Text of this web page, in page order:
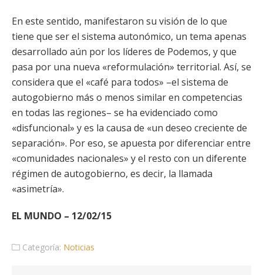
En este sentido, manifestaron su visión de lo que
tiene que ser el sistema autonómico, un tema apenas
desarrollado aún por los líderes de Podemos, y que
pasa por una nueva «reformulación» territorial. Así, se
considera que el «café para todos» –el sistema de
autogobierno más o menos similar en competencias
en todas las regiones– se ha evidenciado como
«disfuncional» y es la causa de «un deseo creciente de
separación». Por eso, se apuesta por diferenciar entre
«comunidades nacionales» y el resto con un diferente
régimen de autogobierno, es decir, la llamada
«asimetría».
EL MUNDO – 12/02/15
Categoría: Noticias